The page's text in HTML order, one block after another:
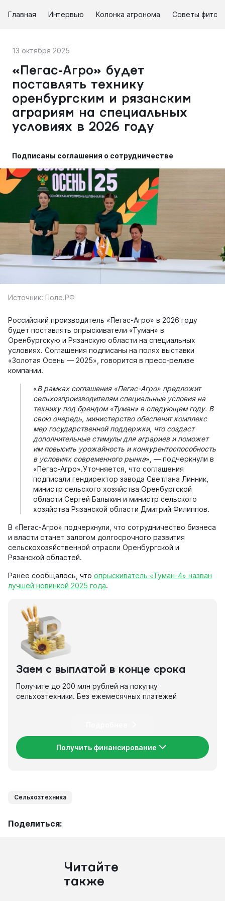
Главная Интервью Колонка агронома Советы
13 октября 2025
«Пегас-Агро» будет
поставлять технику
оренбургским и рязанским
аграриям на специальных
условиях в 2026 году
Подписаны соглашения о сотрудничестве
Источник: Поле.РФ
Российский производитель «Пегас-Агро» в 2026 году
будет поставлять опрыскиватели «Туман» в
Оренбургскую и Рязанскую области на специальных
условиях. Соглашения подписаны на полях выставки
«Золотая Осень — 2025», говорится в пресс-релизе
компании.
«В рамках соглашения «Пегас-Агро» предложит
сельхозпроизводителям специальные условия на
технику под брендом «Туман» в следующем году. В
свою очередь, министерство обеспечит комплекс
мер государственной поддержки, что создаст
дополнительные стимулы для аграриев и поможет
им повысить урожайность и конкурентоспособность
в условиях современного рынка», — подчеркнули в
«Пегас-Агро».Уточняется, что соглашения
подписали гендиректор завода Светлана Линник,
министр сельского хозяйства Оренбургской
области Сергей Балыкин и министр сельского
хозяйства Рязанской области Дмитрий Филиппов.
В «Пегас-Агро» подчеркнули, что сотрудничество бизнеса
и власти станет залогом долгосрочного развития
сельскохозяйственной отрасли Оренбургской и
Рязанской областей.
Ранее сообщалось, что опрыскиватель «Туман-4» назван
лучшей новинкой 2025 года.
Заем с выплатой в конце срока
Получите до 200 млн рублей на покупку
сельхозтехники. Без ежемесячных платежей
Получить финансирование
Сельхозтехника
Поделиться:
Читайте
также